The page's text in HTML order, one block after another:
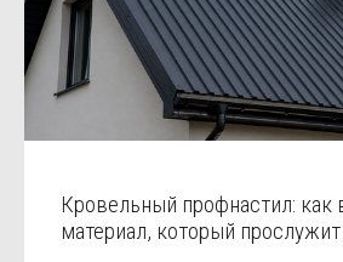
Кровельный профнастил: как
материал, который